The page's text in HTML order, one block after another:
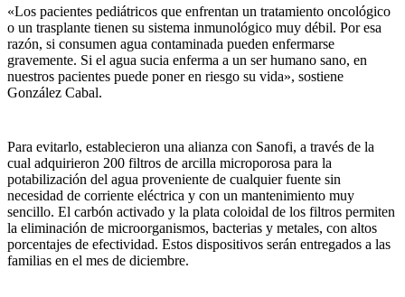
«Los pacientes pediátricos que enfrentan un tratamiento oncológico
o un trasplante tienen su sistema inmunológico muy débil. Por esa
razón, si consumen agua contaminada pueden enfermarse
gravemente. Si el agua sucia enferma a un ser humano sano, en
nuestros pacientes puede poner en riesgo su vida», sostiene
González Cabal.
Para evitarlo, establecieron una alianza con Sanofi, a través de la
cual adquirieron 200 filtros de arcilla microporosa para la
potabilización del agua proveniente de cualquier fuente sin
necesidad de corriente eléctrica y con un mantenimiento muy
sencillo. El carbón activado y la plata coloidal de los filtros permiten
la eliminación de microorganismos, bacterias y metales, con altos
porcentajes de efectividad. Estos dispositivos serán entregados a las
familias en el mes de diciembre.